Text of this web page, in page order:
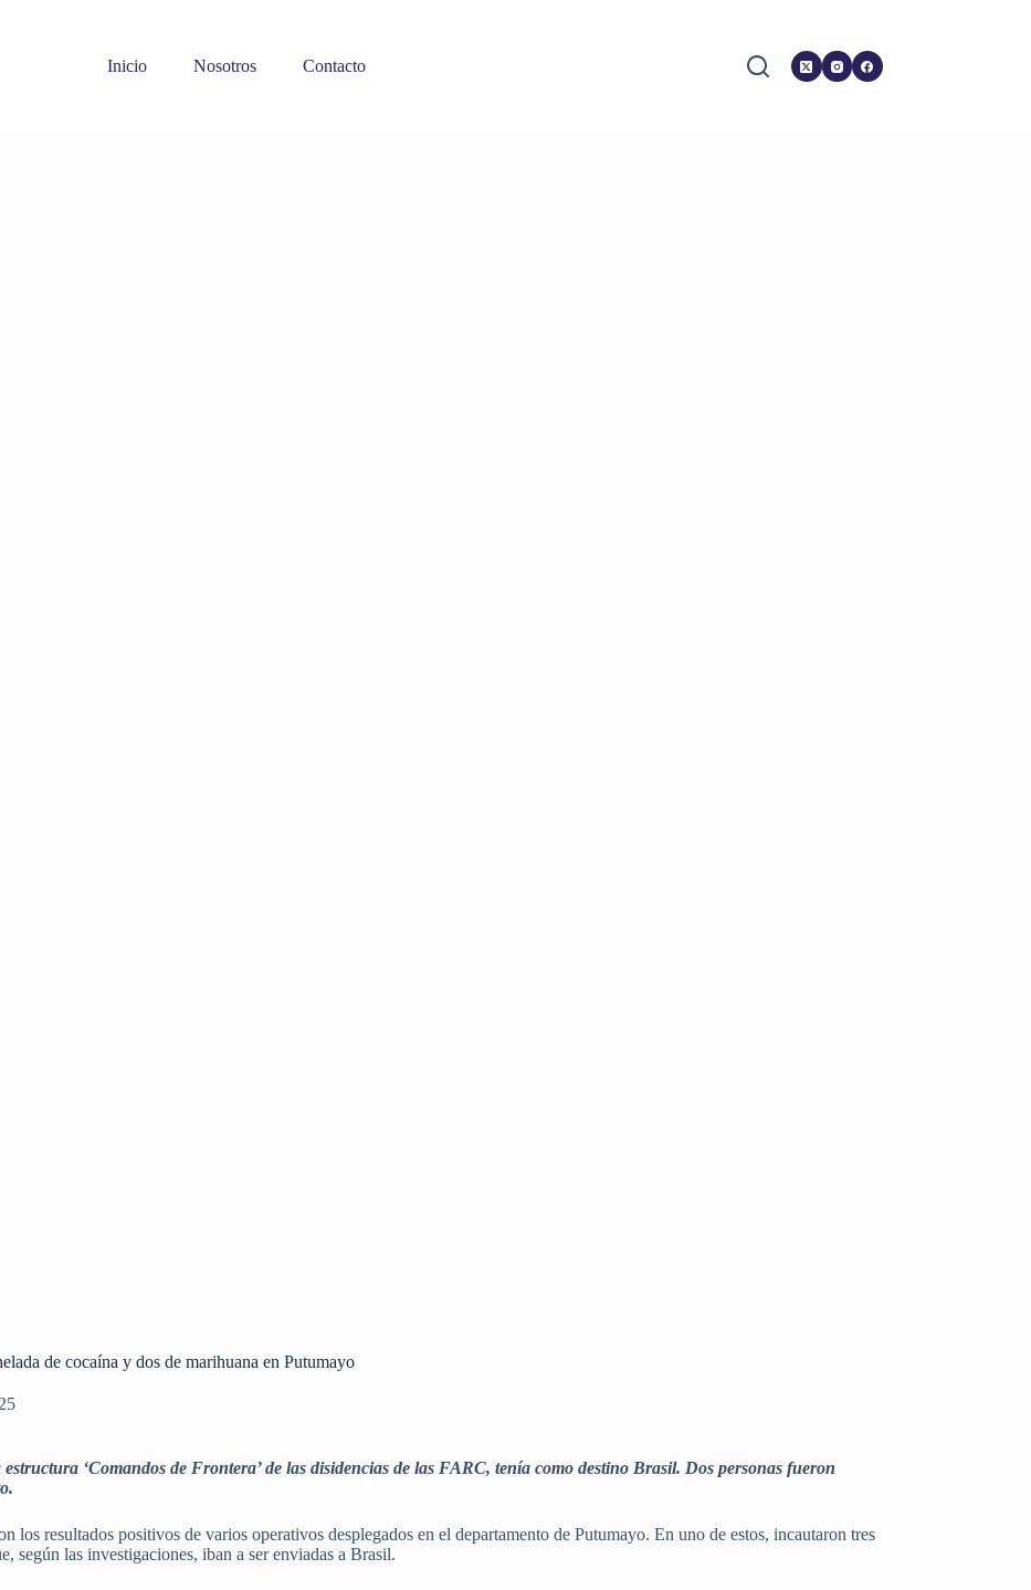
Inicio
Nosotros Contacto
de cocaína y dos de marihuana en Putumayo
‘Comandos de Frontera’ de las disidencias de las FARC, tenía como destino Brasil. Dos personas fueron
los resultados positivos de varios operativos desplegados en el departamento de Putumayo. En uno de estos, incautaron tres
según las investigaciones, iban a ser enviadas a Brasil.